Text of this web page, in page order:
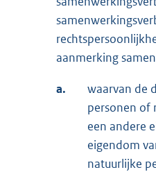
aanmerking
a.
waarvan de
personen of
een andere
eigendom
natuurlijke